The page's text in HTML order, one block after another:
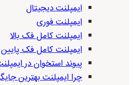
ایمپلنت دیجیتال
ایمپلنت فوری
ایمپلنت کامل فک بالا
ایمپلنت کامل فک پایین
پیوند استخوان در
چرا ایمپلنت بهترین